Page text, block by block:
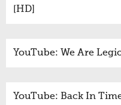
[HD]
YouTube: We Are
YouTube: Back In